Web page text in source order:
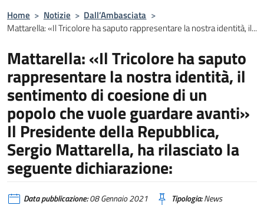
Home > Notizie > Dall’Ambasciata >
Mattarella: «Il Tricolore ha saputo rappresentare la nostra identità, il...
Mattarella: «Il Tricolore ha saputo
rappresentare la nostra identità, il
sentimento di coesione di un
popolo che vuole guardare avanti»
Il Presidente della Repubblica,
Sergio Mattarella, ha rilasciato la
seguente dichiarazione:
Data pubblicazione:08 Gennaio 2021 Tipologia:News